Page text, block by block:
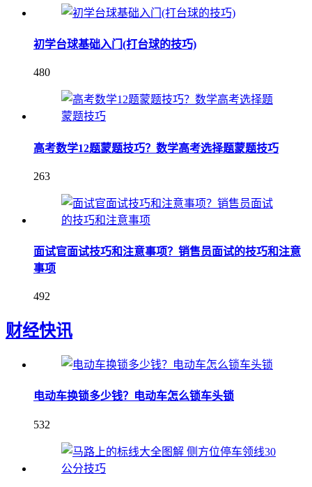
初学台球基础入门(打台球的技巧)
480
高考数学12题蒙题技巧？数学高考选择题蒙题技巧
263
面试官面试技巧和注意事项？销售员面试的技巧和注意
事项
492
财经快讯
电动车换锁多少钱？电动车怎么锁车头锁
532